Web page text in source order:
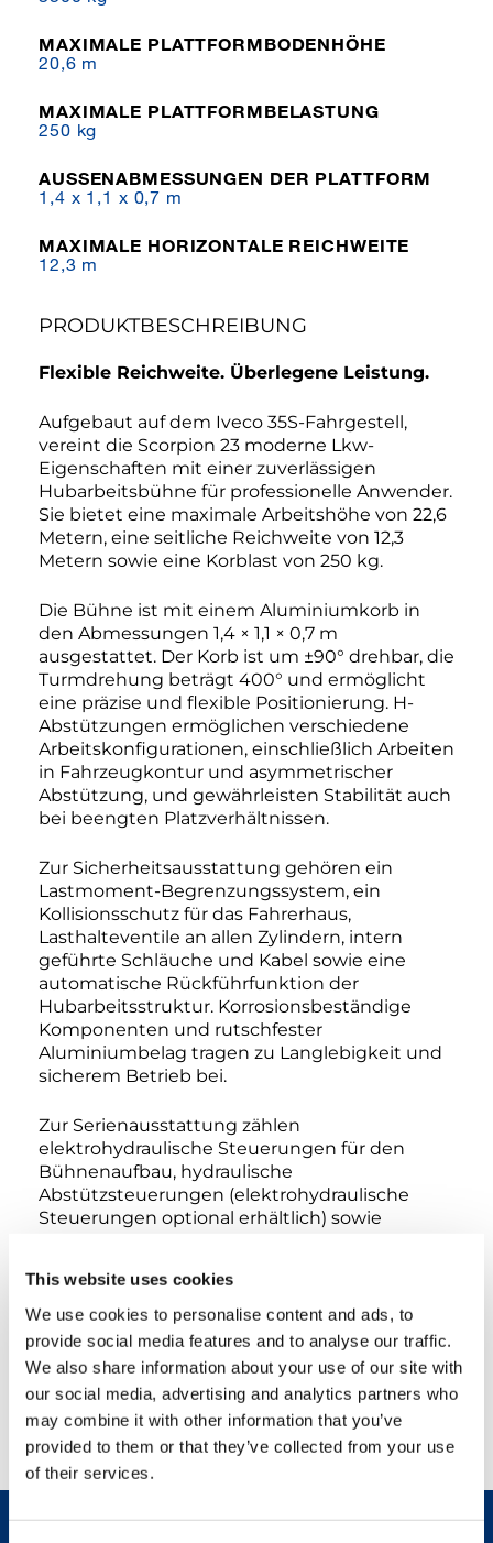
This website uses cookies
We use cookies to personalise content and ads, to
provide social media features and to analyse our traffic.
We also share information about your use of our site with
our social media, advertising and analytics partners who
may combine it with other information that you’ve
provided to them or that they’ve collected from your use
of their services.
MAXIMALE PLATTFORMBODENHÖHE
20,6 m
MAXIMALE PLATTFORMBELASTUNG
250 kg
AUSSENABMESSUNGEN DER PLATTFORM
1,4 x 1,1 x 0,7 m
MAXIMALE HORIZONTALE REICHWEITE
12,3 m
PRODUKTBESCHREIBUNG
Flexible Reichweite. Überlegene Leistung.
Aufgebaut auf dem Iveco 35S-Fahrgestell,
vereint die Scorpion 23 moderne Lkw-
Eigenschaften mit einer zuverlässigen
Hubarbeitsbühne für professionelle Anwender.
Sie bietet eine maximale Arbeitshöhe von 22,6
Metern, eine seitliche Reichweite von 12,3
Metern sowie eine Korblast von 250 kg.
Die Bühne ist mit einem Aluminiumkorb in
den Abmessungen 1,4 × 1,1 × 0,7 m
ausgestattet. Der Korb ist um ±90° drehbar, die
Turmdrehung beträgt 400° und ermöglicht
eine präzise und flexible Positionierung. H-
Abstützungen ermöglichen verschiedene
Arbeitskonfigurationen, einschließlich Arbeiten
in Fahrzeugkontur und asymmetrischer
Abstützung, und gewährleisten Stabilität auch
bei beengten Platzverhältnissen.
Zur Sicherheitsausstattung gehören ein
Lastmoment-Begrenzungssystem, ein
Kollisionsschutz für das Fahrerhaus,
Lasthalteventile an allen Zylindern, intern
geführte Schläuche und Kabel sowie eine
automatische Rückführfunktion der
Hubarbeitsstruktur. Korrosionsbeständige
Komponenten und rutschfester
Aluminiumbelag tragen zu Langlebigkeit und
sicherem Betrieb bei.
Zur Serienausstattung zählen
elektrohydraulische Steuerungen für den
Bühnenaufbau, hydraulische
Abstützsteuerungen (elektrohydraulische
Steuerungen optional erhältlich) sowie
Abstützung vom Korb oder vom Boden aus
sowie zusätzliche Sicherheits- und
Komfortzubehörteile.
Robust und vielseitig bietet die Scorpion 23
eine professionelle Lösung für Anwender, die
bei Höhenzugangseinsätzen Stärke, Sicherheit
und überlegene Leistung benötigen.